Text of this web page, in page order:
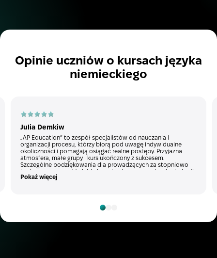
Opinie uczniów o kursach języka
niemieckiego
Julia Demkiw
„AP Education” to zespół specjalistów od nauczania i
organizacji procesu, którzy biorą pod uwagę indywidualne
okoliczności i pomagają osiągać realne postępy. Przyjazna
atmosfera, małe grupy i kurs ukończony z sukcesem.
Szczególne podziękowania dla prowadzących za stopniowo
budowaną pewność siebie i swobodę w prowadzeniu dyskusji.
Pokaż więcej